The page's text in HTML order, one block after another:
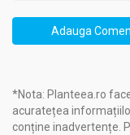
Adauga
*Nota: Planteea.ro
acuratețea
conține inadvertențe.